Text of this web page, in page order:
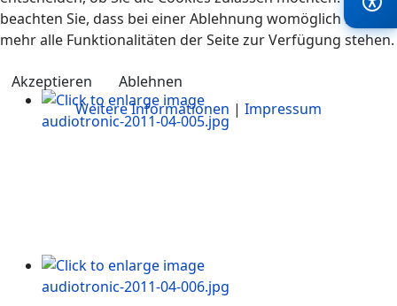
beachten Sie, dass bei einer Ablehnung womöglich nicht
mehr alle Funktionalitäten der Seite zur Verfügung stehen.
Akzeptieren
Ablehnen
Weitere Informationen | Impressum